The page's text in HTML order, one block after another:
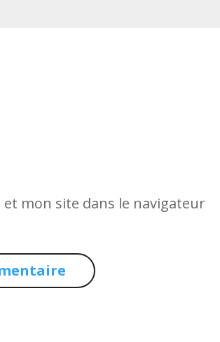
mon site dans le navigateur